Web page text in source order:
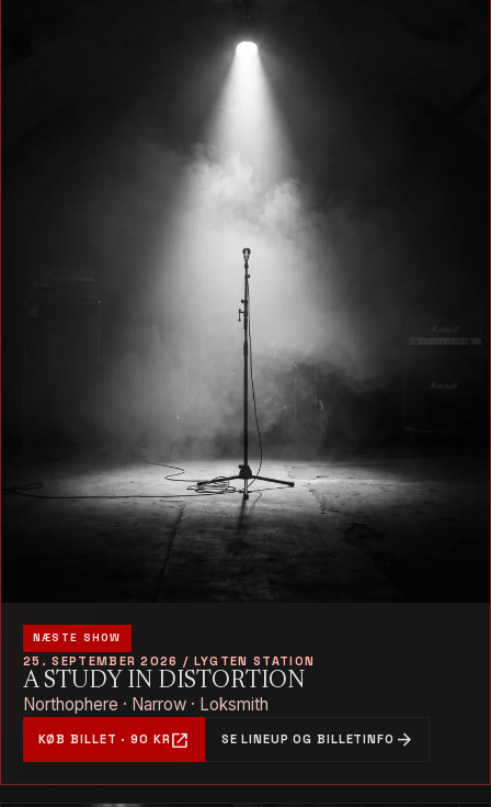
NÆSTE SHOW
25. SEPTEMBER 2026 / LYGTEN STATION
A STUDY IN DISTORTION
Northophere · Narrow · Loksmith
KØB BILLET · 90 KR open_in_new SE LINEUP OG BILLETINFO arrow_forward